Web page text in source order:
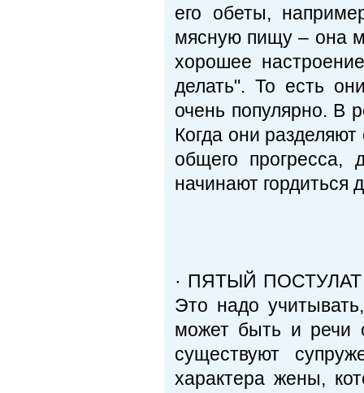
его обеты,
мясную пищу – она
хорошее
делать". То есть
очень популярно. В
Когда они
общего
начинают гордиться
· ПЯТЫЙ ПОСТУЛАТ
Это надо
может быть и речи
существуют
характера жены,